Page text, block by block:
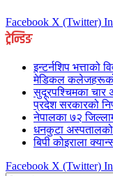
Facebook X (Twitter)
ट्रेन्डिङ
इन्टर्नशिप भत्ताको
मेडिकल
सुदूरपश्चिमका चार
प्रदेश सरकारको
नेपालका ७२
धनकुटा अस्पतालको
बिपी कोइराला
Facebook X (Twitter)